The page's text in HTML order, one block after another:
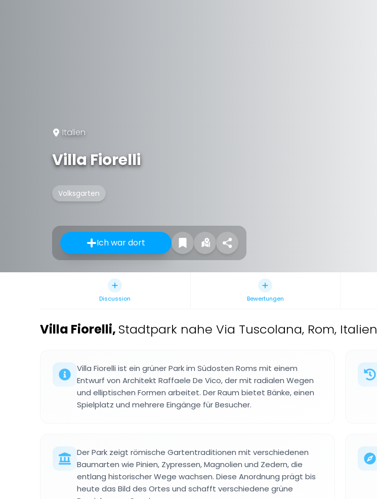
Italien
Villa Fiorelli
Volksgarten
Ich war dort
Discussion Bewertungen
Villa Fiorelli, Stadtpark nahe Via Tuscolana, Rom, Italien
Villa Fiorelli ist ein grüner Park im Südosten Roms mit einem
Entwurf von Architekt Raffaele De Vico, der mit radialen Wegen
und elliptischen Formen arbeitet. Der Raum bietet Bänke, einen
Spielplatz und mehrere Eingänge für Besucher.
Der Park zeigt römische Gartentraditionen mit verschiedenen
Baumarten wie Pinien, Zypressen, Magnolien und Zedern, die
entlang historischer Wege wachsen. Diese Anordnung prägt bis
heute das Bild des Ortes und schafft verschiedene grüne